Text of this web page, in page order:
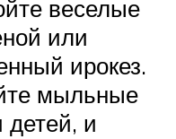
веселые
или
ирокез.
мыльные
детей, и